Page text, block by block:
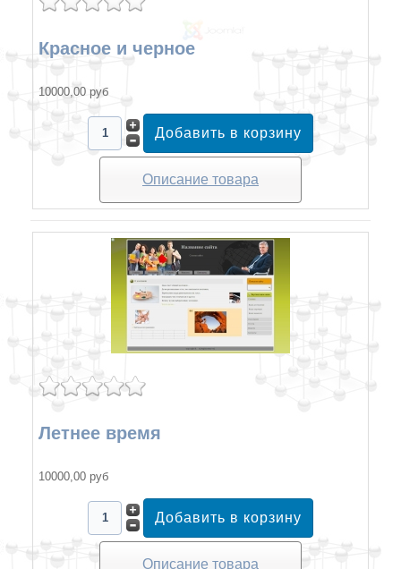
Красное и черное
10000,00 руб
Описание товара
Летнее время
10000,00 руб
Описание товара